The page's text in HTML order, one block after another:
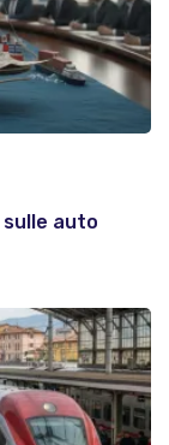
sulle auto